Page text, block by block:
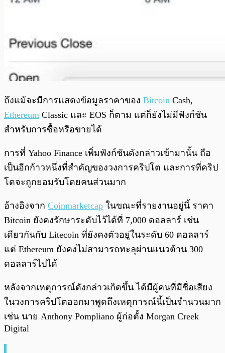
ถึงแม้จะมีการแสดงข้อมูลราคาของ Bitcoin Cash,
Ethereum Classic และ EOS ก็ตาม แต่ก็ยังไม่มีฟังก์ชัน
สำหรับการซื้อหรือขายได้
การที่ Yahoo Finance เพิ่มฟังก์ชันดังกล่าวเข้ามานั้น ถือ
เป็นอีกก้าวหนึ่งที่สำคัญของวงการคริปโต และการที่คริป
โตจะถูกยอมรับโดยคนส่วนมาก
อ้างอิงจาก Coinmarketcap ในขณะที่รายงานอยู่นี้ ราคา
Bitcoin ยังคงรักษาระดับไว้ได้ที่ 7,000 ดอลลาร์ เช่น
เดียวกันกับ Litecoin ที่ยังคงตัวอยู่ในระดับ 60 ดอลลาร์
แต่ Ethereum ยังคงไม่สามารถทะลุผ่านแนวต้าน 300
ดอลลาร์ไปได้
หลังจากเหตุการณ์ดังกล่าวเกิดขึ้น ได้มีผู้คนที่มีชื่อเสียง
ในวงการคริปโตออกมาพูดถึงเหตุการณ์นี้เป็นจำนวนมาก
เช่น นาย Anthony Pompliano ผู้ก่อตั้ง Morgan Creek
Digital